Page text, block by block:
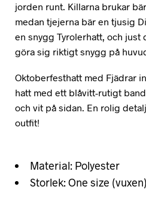
jorden runt. Killarna brukar
medan tjejerna bär en tjusig
en snygg Tyrolerhatt, och just
göra sig riktigt snygg på
Oktoberfesthatt med Fjädrar
hatt med ett blåvitt-rutigt
och vit på sidan. En rolig
outfit!
Material: Polyester
Storlek: One size (vuxen)